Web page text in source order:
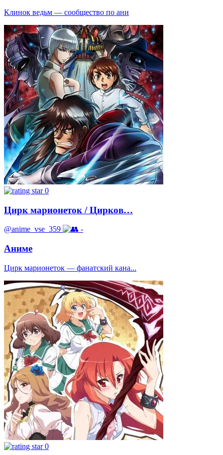
Клинок ведьм — сообщество по ани
0
Цирк марионеток / Цирков…
@anime_vse_359 -
Аниме
Цирк марионеток — фанатский кана...
0